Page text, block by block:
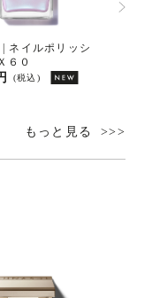
ネイルポリッシ
６０
(税込)
もっと見る